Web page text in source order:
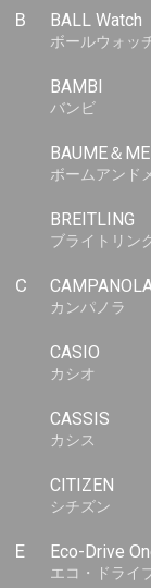
B BALL Watch
ボールウォッ
BAMBI
バンビ
BAUME＆
ボームアンド
BREITLING
ブライトリン
C
カンパノラ
CASIO
カシオ
CASSIS
カシス
CITIZEN
シチズン
E Eco-Drive
エコ・ドライ